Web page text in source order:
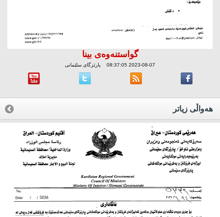
گواستنه‌وه‌ی بینا
2023-08-07 08:37:05 پارێزگای سلێمانی
هه‌واڵی زیاتر